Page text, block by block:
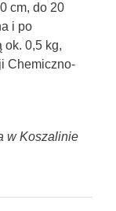
cm, do 20
i po
ok. 0,5 kg,
Chemiczno-
w Koszalinie